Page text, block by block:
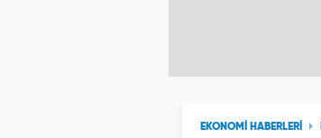
EKONOMİ HABERLERİ